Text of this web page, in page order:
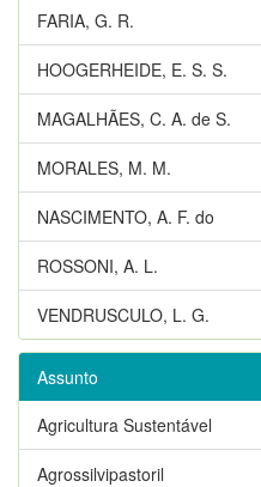
FARIA, G. R.
HOOGERHEIDE, E. S. S.
MAGALHÃES, C. A. de S.
MORALES, M. M.
NASCIMENTO, A. F. do
ROSSONI, A. L.
VENDRUSCULO, L. G.
Assunto
Agricultura Sustentável
Agrossilvipastoril